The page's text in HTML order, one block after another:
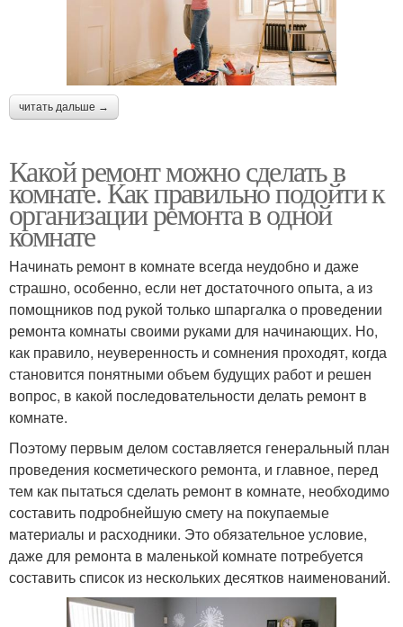
читать дальше →
Какой ремонт можно сделать в
комнате. Как правильно подойти к
организации ремонта в одной
комнате
Начинать ремонт в комнате всегда неудобно и даже
страшно, особенно, если нет достаточного опыта, а из
помощников под рукой только шпаргалка о проведении
ремонта комнаты своими руками для начинающих. Но,
как правило, неуверенность и сомнения проходят, когда
становится понятными объем будущих работ и решен
вопрос, в какой последовательности делать ремонт в
комнате.
Поэтому первым делом составляется генеральный план
проведения косметического ремонта, и главное, перед
тем как пытаться сделать ремонт в комнате, необходимо
составить подробнейшую смету на покупаемые
материалы и расходники. Это обязательное условие,
даже для ремонта в маленькой комнате потребуется
составить список из нескольких десятков наименований.